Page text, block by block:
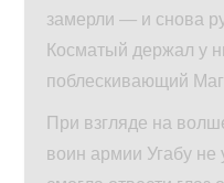
замерли — и снова
Косматый держал у
поблескивающий
При взгляде на
воин армии Угабу